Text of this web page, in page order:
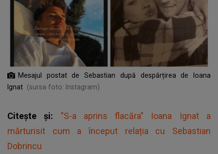
Mesajul postat de Sebastian după despărțirea de Ioana
Ignat (sursa foto: Instagram)
Citește și: ”S-a aprins flacăra” Ioana Ignat a
mărturisit cum a început relația cu Sebastian
Dobrincu